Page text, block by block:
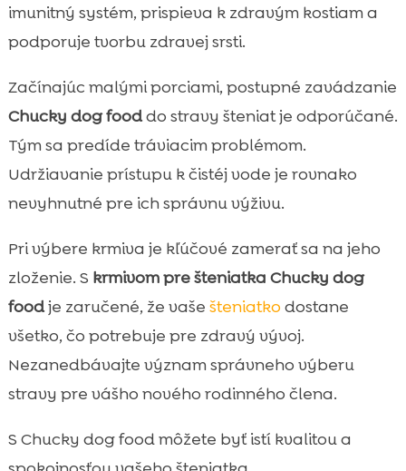
imunitný systém, prispieva k zdravým kostiam a
podporuje tvorbu zdravej srsti.
Začínajúc malými porciami, postupné zavádzanie
Chucky dog fooddo stravy šteniat je odporúčané.
Tým sa predíde tráviacim problémom.
Udržiavanie prístupu k čistéj vode je rovnako
nevyhnutné pre ich správnu výživu.
Pri výbere krmiva je kľúčové zamerať sa na jeho
zloženie. S krmivom pre šteniatka Chucky dog
foodje zaručené, že vaše šteniatko dostane
všetko, čo potrebuje pre zdravý vývoj.
Nezanedbávajte význam správneho výberu
stravy pre vášho nového rodinného člena.
S Chucky dog food môžete byť istí kvalitou a